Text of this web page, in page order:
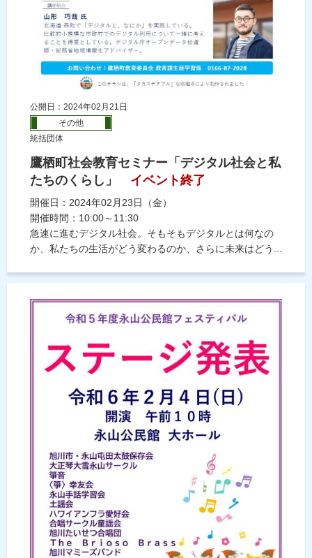
公開日：2024年02月21日
その他
統括団体
鷹栖町社会教育セミナー「デジタル社会と私
たちのくらし」
イベント終了
開催日：2024年02月23日（金）
開催時間：10:00～11:30
急速に進むデジタル社会。そもそもデジタルとは何なの
か、私たちの生活がどう変わるのか、さらに未来はどう...